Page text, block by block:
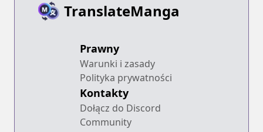
TranslateManga
Prawny
Warunki i zasady
Polityka prywatności
Kontakty
Dołącz do Discord
Community